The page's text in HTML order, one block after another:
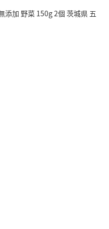
添加 野菜 150g 2個 茨城県 五